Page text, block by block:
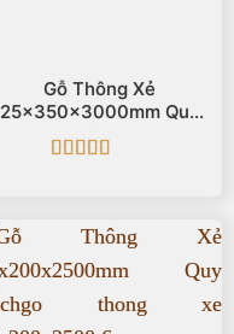
Gỗ Thông Xẻ
25x350x3000mm Quy
Cách